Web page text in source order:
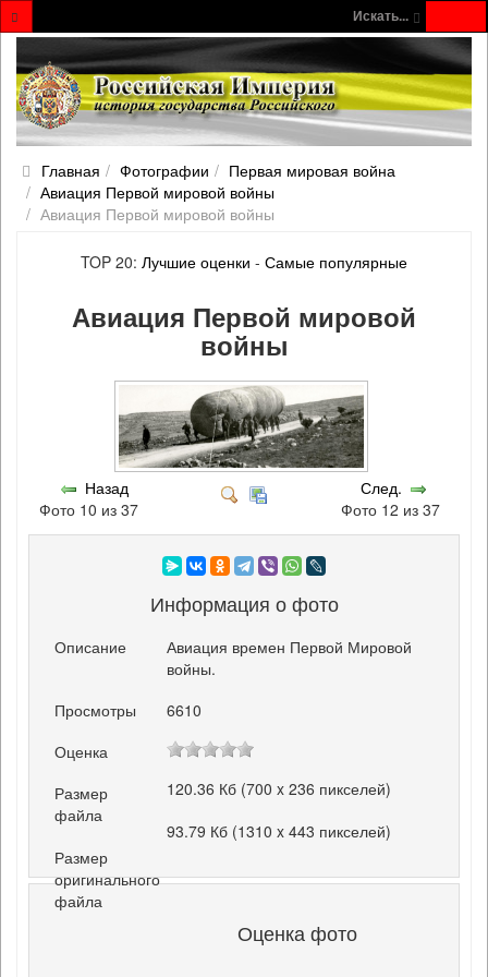
Искать...
Главная Фотографии
Первая мировая война
Авиация Первой мировой войны
Авиация Первой мировой войны
TOP 20: Лучшие оценки - Самые популярные
Авиация Первой мировой
войны
Назад
Фото 10 из 37
След.
Фото 12 из 37
Информация о фото
Описание
Авиация времен Первой Мировой
войны.
Просмотры
6610
Оценка
Размер
файла
120.36 Кб (700 x 236 пикселей)
Размер
оригинального
файла
93.79 Кб (1310 x 443 пикселей)
Оценка фото